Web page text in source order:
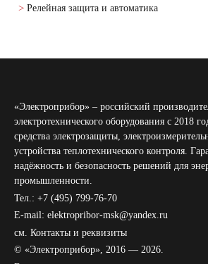
Релейная защита и автоматика
«Электроприбор» – российский
электротехнического оборудования с 2018
средства электрозащиты,
устройства теплотехнического контроля.
надёжность и безопасность решений для
промышленности.
Тел.: +7 (495) 799-76-70
E-mail: elektropribor-msk@yandex.ru
см. Контакты и реквизиты
© «Электроприбор», 2016 — 2026.